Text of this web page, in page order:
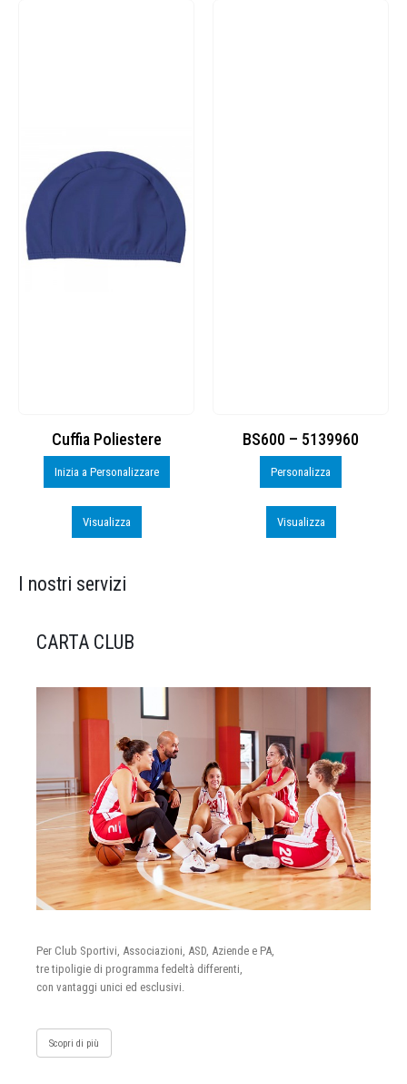
Cuffia Poliestere
Inizia a Personalizzare
Visualizza
BS600 – 5139960
Personalizza
Visualizza
I nostri servizi
CARTA CLUB
Per Club Sportivi, Associazioni, ASD, Aziende e PA,
tre tipoligie di programma fedeltà differenti,
con vantaggi unici ed esclusivi.
Scopri di più